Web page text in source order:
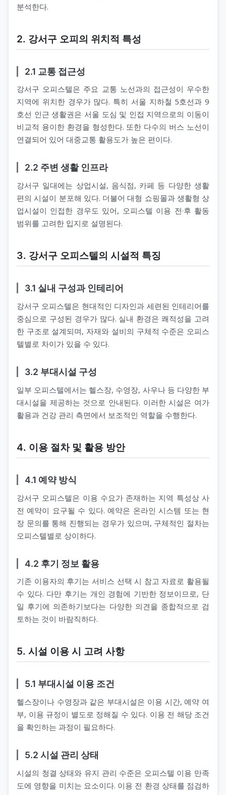
분석한다.
2. 강서구 오피의 위치적 특성
2.1 교통 접근성
강서구 오피스텔은 주요 교통 노선과의 접근성이 우수한
지역에 위치한 경우가 많다. 특히 서울 지하철 5호선과 9
호선 인근 생활권은 서울 도심 및 인접 지역으로의 이동이
비교적 용이한 환경을 형성한다. 또한 다수의 버스 노선이
연결되어 있어 대중교통 활용도가 높은 편이다.
2.2 주변 생활 인프라
강서구 일대에는 상업시설, 음식점, 카페 등 다양한 생활
편의 시설이 분포해 있다. 더불어 대형 쇼핑몰과 생활형 상
업시설이 인접한 경우도 있어, 오피스텔 이용 전·후 활동
범위를 고려한 입지로 설명된다.
3. 강서구 오피스텔의 시설적 특징
3.1 실내 구성과 인테리어
강서구 오피스텔은 현대적인 디자인과 세련된 인테리어를
중심으로 구성된 경우가 많다. 실내 환경은 쾌적성을 고려
한 구조로 설계되며, 자재와 설비의 구체적 수준은 오피스
텔별로 차이가 있을 수 있다.
3.2 부대시설 구성
일부 오피스텔에서는 헬스장, 수영장, 사우나 등 다양한 부
대시설을 제공하는 것으로 안내된다. 이러한 시설은 여가
활용과 건강 관리 측면에서 보조적인 역할을 수행한다.
4. 이용 절차 및 활용 방안
4.1 예약 방식
강서구 오피스텔은 이용 수요가 존재하는 지역 특성상 사
전 예약이 요구될 수 있다. 예약은 온라인 시스템 또는 현
장 문의를 통해 진행되는 경우가 있으며, 구체적인 절차는
오피스텔별로 상이하다.
4.2 후기 정보 활용
기존 이용자의 후기는 서비스 선택 시 참고 자료로 활용될
수 있다. 다만 후기는 개인 경험에 기반한 정보이므로, 단
일 후기에 의존하기보다는 다양한 의견을 종합적으로 검
토하는 것이 바람직하다.
5. 시설 이용 시 고려 사항
5.1 부대시설 이용 조건
헬스장이나 수영장과 같은 부대시설은 이용 시간, 예약 여
부, 이용 규정이 별도로 정해질 수 있다. 이용 전 해당 조건
을 확인하는 과정이 필요하다.
5.2 시설 관리 상태
시설의 청결 상태와 유지 관리 수준은 오피스텔 이용 만족
도에 영향을 미치는 요소이다. 이용 전 환경 상태를 점검하